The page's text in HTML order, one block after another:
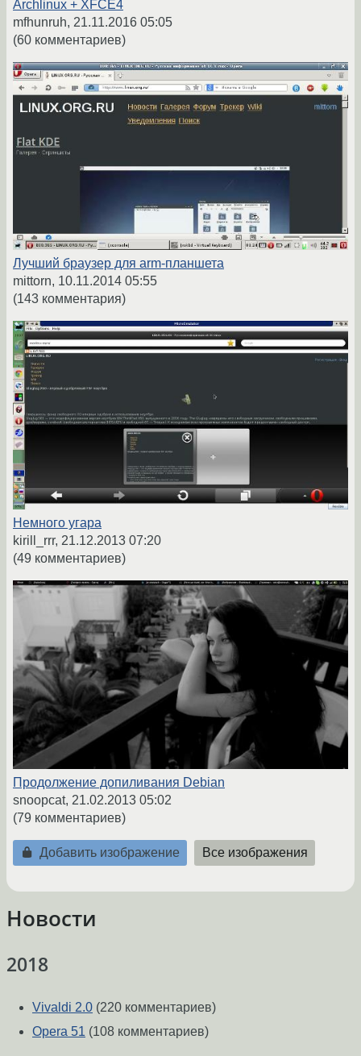
Archlinux + XFCE4
mfhunruh, 21.11.2016 05:05
(60 комментариев)
Лучший браузер для arm-планшета
mittorn, 10.11.2014 05:55
(143 комментария)
Немного угара
kirill_rrr, 21.12.2013 07:20
(49 комментариев)
Продолжение допиливания Debian
snoopcat, 21.02.2013 05:02
(79 комментариев)
Добавить изображение Все изображения
Новости
2018
Vivaldi 2.0 (220 комментариев)
Opera 51 (108 комментариев)